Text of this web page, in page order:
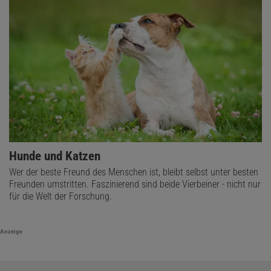
Hunde und Katzen
Wer der beste Freund des Menschen ist, bleibt selbst unter besten
Freunden umstritten. Faszinierend sind beide Vierbeiner - nicht nur
für die Welt der Forschung.
Anzeige